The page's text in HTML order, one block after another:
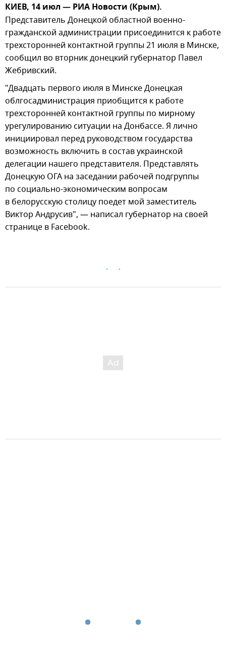
КИЕВ, 14 июл — РИА Новости (Крым).
Представитель Донецкой областной военно-
гражданской администрации присоединится к работе
трехсторонней контактной группы 21 июля в Минске,
сообщил во вторник донецкий губернатор Павел
Жебривский.
"Двадцать первого июля в Минске Донецкая
облгосадминистрация приобщится к работе
трехсторонней контактной группы по мирному
урегулированию ситуации на Донбассе. Я лично
инициировал перед руководством государства
возможность включить в состав украинской
делегации нашего представителя. Представлять
Донецкую ОГА на заседании рабочей подгруппы
по социально-экономическим вопросам
в белорусскую столицу поедет мой заместитель
Виктор Андрусив", — написал губернатор на своей
странице в Facebook.